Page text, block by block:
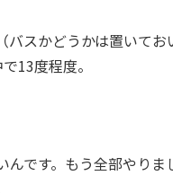
スかどうかは置いて
13度程度。
です。もう全部やり